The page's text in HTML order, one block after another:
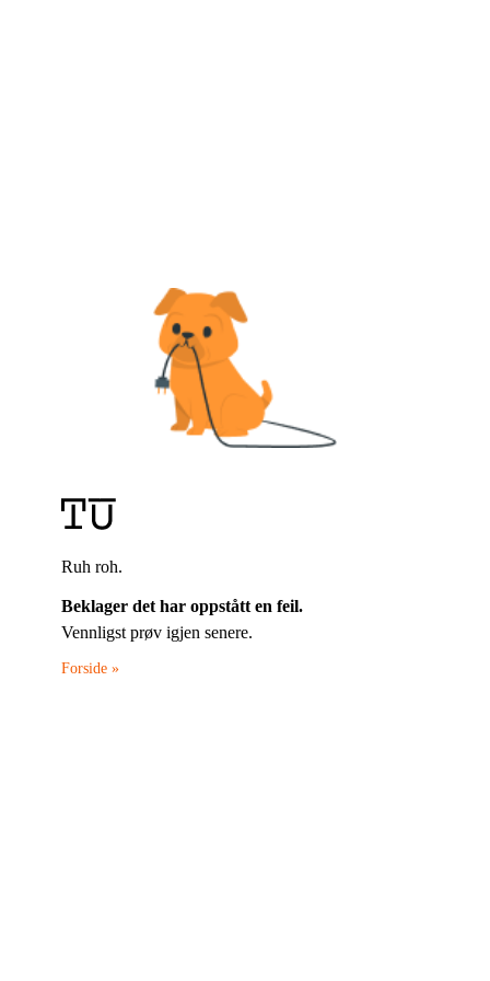
Ruh roh.
Beklager det har oppstått en feil.
Vennligst prøv igjen senere.
Forside »